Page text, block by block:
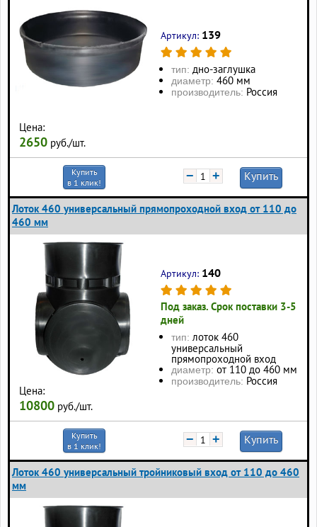
Цена:
2650 руб./шт.
Артикул: 139
тип: дно-заглушка
диаметр: 460 мм
производитель: Россия
Купить
в 1 клик!
− + Купить
Лоток 460 универсальный прямопроходной вход от 110 до
460 мм
Цена:
10800 руб./шт.
Артикул: 140
Под заказ. Срок поставки 3-5
дней
тип: лоток 460
универсальный
прямопроходной вход
диаметр: от 110 до 460 мм
производитель: Россия
Купить
в 1 клик!
− + Купить
Лоток 460 универсальный тройниковый вход от 110 до 460
мм